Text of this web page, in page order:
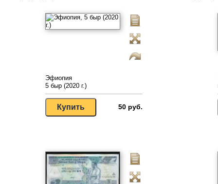
Эфиопия
5 быр (2020 г.)
50 руб.